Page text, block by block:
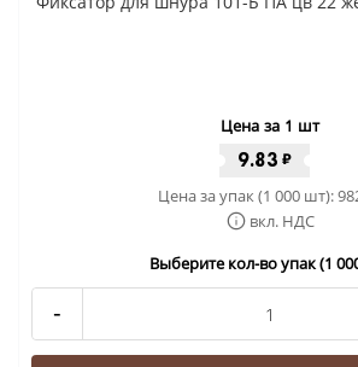
Цена за 1 шт
9.83 ₽
Цена за упак (1 000 шт):
вкл. НДС
Выберите кол-во упак (1
-